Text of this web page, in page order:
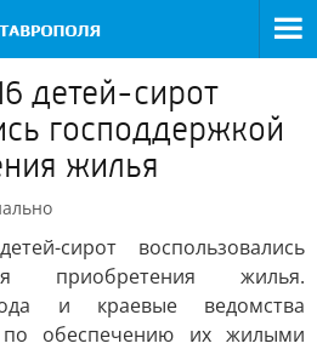
детей-сирот
господдержкой
жилья
сирот воспользовались
приобретения жилья.
и краевые ведомства
обеспечению их жилыми